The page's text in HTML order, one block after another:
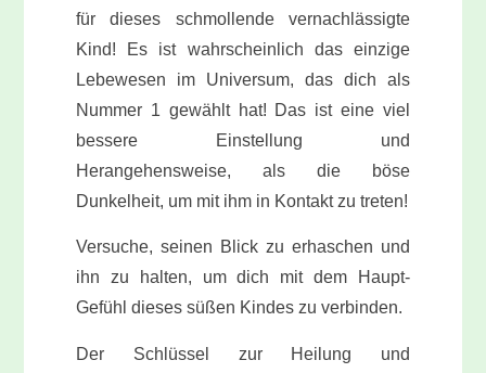
für dieses schmollende vernachlässigte
Kind! Es ist wahrscheinlich das einzige
Lebewesen im Universum, das dich als
Nummer 1 gewählt hat! Das ist eine viel
bessere Einstellung und
Herangehensweise, als die böse
Dunkelheit, um mit ihm in Kontakt zu treten!
Versuche, seinen Blick zu erhaschen und
ihn zu halten, um dich mit dem Haupt-
Gefühl dieses süßen Kindes zu verbinden.
Der Schlüssel zur Heilung und